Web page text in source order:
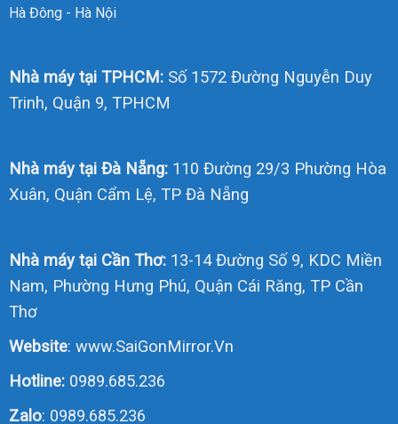
Hà Đông - Hà Nội
Nhà máy tại TPHCM:Số 1572 Đường Nguyễn Duy
Trinh, Quận 9, TPHCM
Nhà máy tại Đà Nẵng:110 Đường 29/3 Phường Hòa
Xuân, Quận Cẩm Lệ, TP Đà Nẵng
Nhà máy tại Cần Thơ:13-14 Đường Số 9, KDC Miền
Nam, Phường Hưng Phú, Quận Cái Răng, TP Cần
Thơ
Website: www.SaiGonMirror.Vn
Hotline: 0989.685.236
Zalo: 0989.685.236